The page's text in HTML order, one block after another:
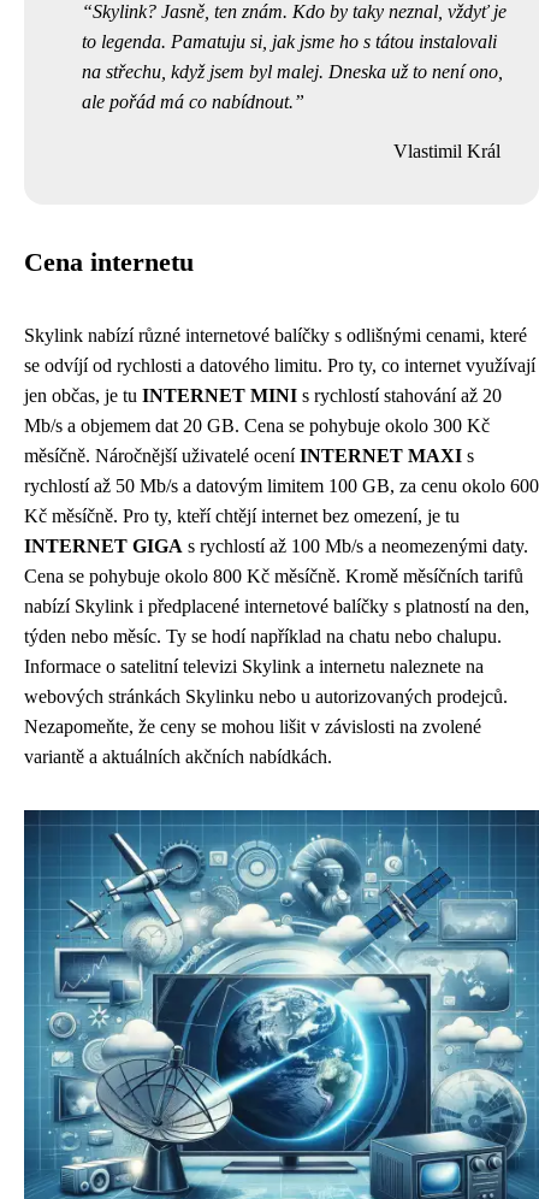
Skylink? Jasně, ten znám. Kdo by taky neznal, vždyť je
to legenda. Pamatuju si, jak jsme ho s tátou instalovali
na střechu, když jsem byl malej. Dneska už to není ono,
ale pořád má co nabídnout.
Vlastimil Král
Cena internetu
Skylink nabízí různé internetové balíčky s odlišnými cenami, které
se odvíjí od rychlosti a datového limitu. Pro ty, co internet využívají
jen občas, je tu INTERNET MINI s rychlostí stahování až 20
Mb/s a objemem dat 20 GB. Cena se pohybuje okolo 300 Kč
měsíčně. Náročnější uživatelé oceníINTERNET MAXI s
rychlostí až 50 Mb/s a datovým limitem 100 GB, za cenu okolo 600
Kč měsíčně. Pro ty, kteří chtějí internet bez omezení, je tu
INTERNET GIGA s rychlostí až 100 Mb/s a neomezenými daty.
Cena se pohybuje okolo 800 Kč měsíčně. Kromě měsíčních tarifů
nabízí Skylink i předplacené internetové balíčky s platností na den,
týden nebo měsíc. Ty se hodí například na chatu nebo chalupu.
Informace o satelitní televizi Skylink a internetu naleznete na
webových stránkách Skylinku nebo u autorizovaných prodejců.
Nezapomeňte, že ceny se mohou lišit v závislosti na zvolené
variantě a aktuálních akčních nabídkách.